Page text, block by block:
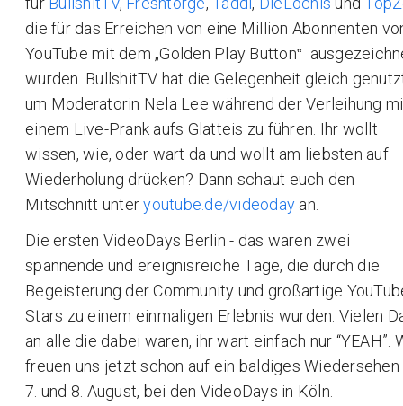
die für das Erreichen von eine Million Abonnenten
YouTube mit dem „Golden Play Button‟
wurden. BullshitTV hat die Gelegenheit gleich
um Moderatorin Nela Lee während der Verleihung
einem Live-Prank aufs Glatteis zu führen. Ihr wollt
wissen, wie, oder wart da und wollt am liebsten auf
Wiederholung drücken? Dann schaut euch den
Mitschnitt unteryoutube.de/videoday an.
Die ersten VideoDays Berlin - das waren zwei
spannende und ereignisreiche Tage, die durch die
Begeisterung der Community und großartige
Stars zu einem einmaligen Erlebnis wurden. Vielen
an alle die dabei waren, ihr wart einfach nur “YEAH”.
freuen uns jetzt schon auf ein baldiges Wiedersehen
7. und 8. August, bei den VideoDays in Köln.